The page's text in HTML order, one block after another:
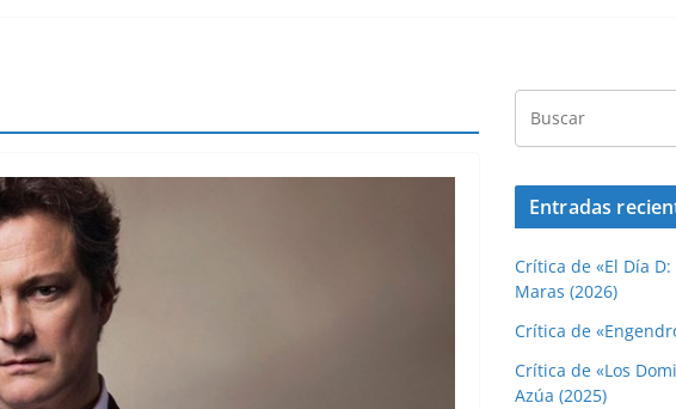
Entradas
Crítica de «El Día
Maras (2026)
Crítica de
Crítica de «Los
Azúa (2025)